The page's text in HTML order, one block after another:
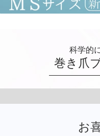
科学的
巻き爪
お